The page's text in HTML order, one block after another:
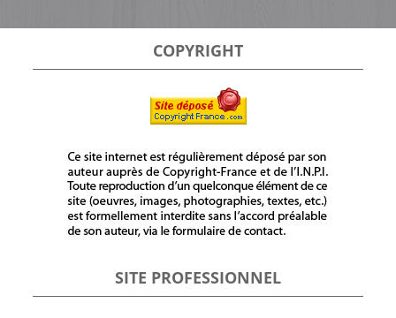
COPYRIGHT
SITE PROFESSIONNEL